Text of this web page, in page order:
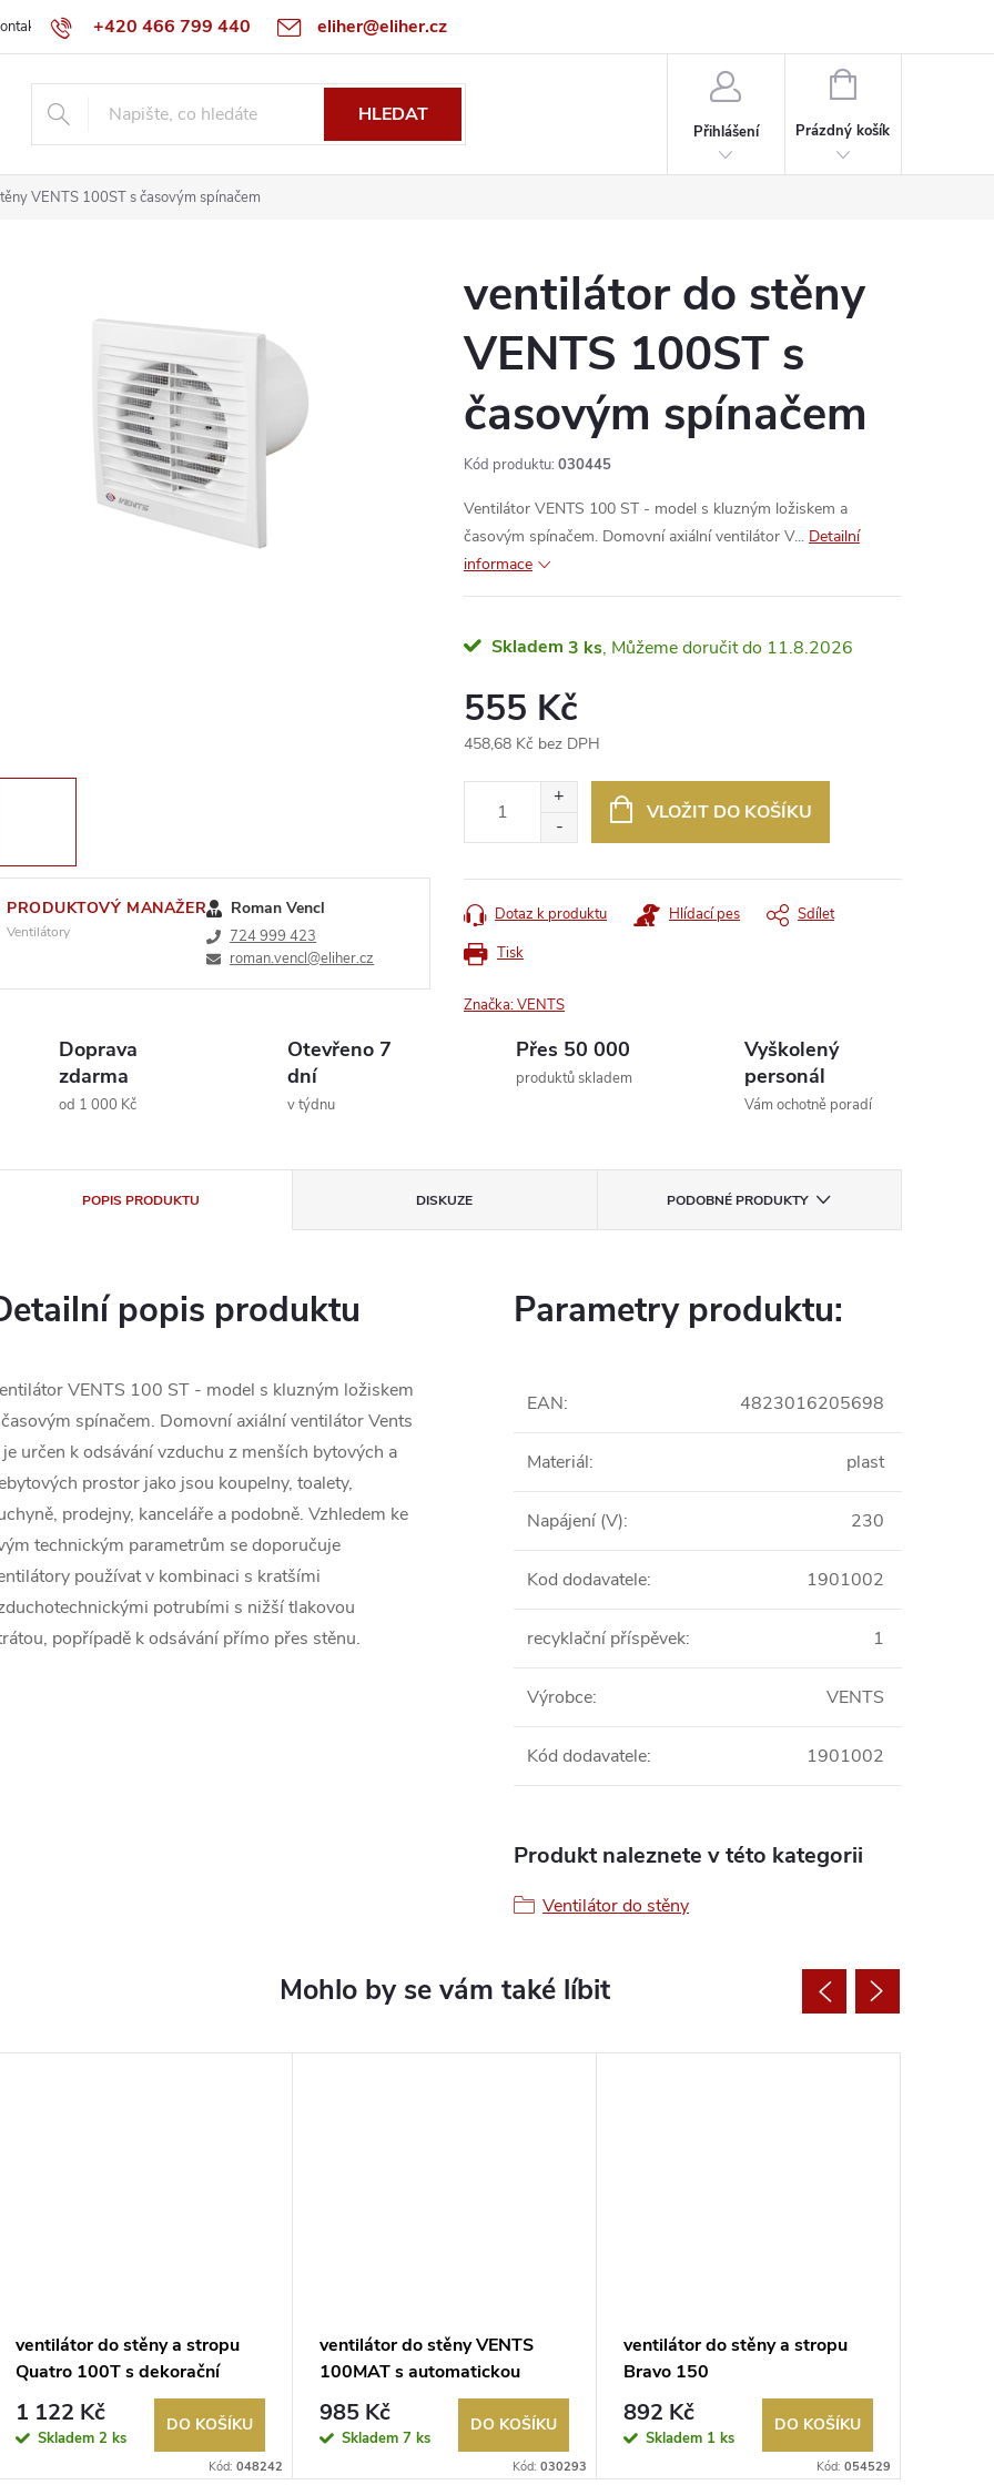
+420 466 799 440 eliher@eliher.cz
Obchodní podmínky Reklamační řád Specialista na Bordeaux
HLEDAT
Přihlášení
NÁKUPNÍ
Prázdný košík
VENTS 100ST s časovým spínačem
PRODUKTOVÝ MANAŽER
Ventilátory
Roman Vencl
724 999 423
roman.vencl@eliher.cz
ventilátor do stěny
VENTS 100ST s
časovým spínačem
Kód produktu: 030445
Ventilátor VENTS 100 ST - model s kluzným ložiskem a
časovým spínačem. Domovní axiální ventilátor V... Detailní
informace
Skladem 3 ks 11.8.2026
555 Kč
458,68 Kč bez DPH
VLOŽIT DO KOŠÍKU
Tisk
Dotaz k produktu Hlídací pes Sdílet
Značka:VENTS
Doprava
zdarma
od 1 000 Kč
Otevřeno 7
dní
v týdnu
Přes 50 000
produktů skladem
Vyškolený
personál
Vám ochotně poradí
POPIS PRODUKTU DISKUZE PODOBNÉ PRODUKTY
popis produktu
VENTS 100 ST - model s kluzným ložiskem
spínačem. Domovní axiální ventilátor Vents
je určen k odsávání vzduchu z menších bytových a
prostor jako jsou koupelny, toalety,
prodejny, kanceláře a podobně. Vzhledem ke
technickým parametrům se doporučuje
používat v kombinaci s kratšími
potrubími s nižší tlakovou
popřípadě k odsávání přímo přes stěnu.
Parametry produktu:
EAN: 4823016205698
Materiál: plast
Napájení (V): 230
Kod dodavatele: 1901002
recyklační příspěvek: 1
Výrobce: VENTS
Kód dodavatele: 1901002
Produkt naleznete v této kategorii
Ventilátor do stěny
ventilátor do stěny a stropu
Quatro 100T s dekorační
mřížkou a časovým spínačem
1 122 Kč
Skladem 2 ks
DO KOŠÍKU
Kód: 048242
ventilátor do stěny VENTS
100MAT s automatickou
žaluzií a časovým spínáčem
985 Kč
Skladem 7 ks
DO KOŠÍKU
Kód: 030293
ventilátor do stěny a stropu
Bravo 150
892 Kč
Skladem 1 ks
DO KOŠÍKU
Kód: 054529